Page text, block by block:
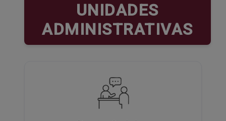
UNIDADES
ADMINISTRATIVAS